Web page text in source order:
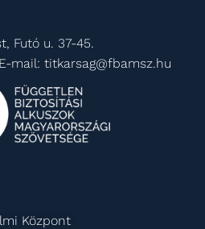
Futó u. 37-45.
E-mail: titkarsag@fbamsz.hu
Központ